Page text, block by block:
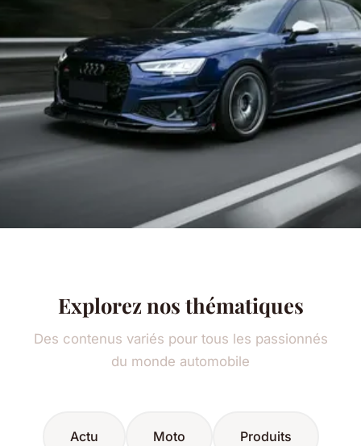
Explorez nos thématiques
Des contenus variés pour tous les passionnés
du monde automobile
Actu Moto Produits